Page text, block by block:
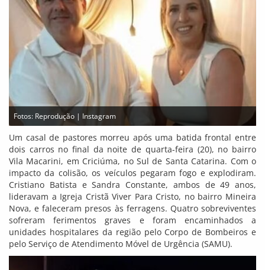
Fotos: Reprodução | Instagram
Um casal de pastores morreu após uma batida frontal entre
dois carros no final da noite de quarta-feira (20), no bairro
Vila Macarini, em Criciúma, no Sul de Santa Catarina. Com o
impacto da colisão, os veículos pegaram fogo e explodiram.
Cristiano Batista e Sandra Constante, ambos de 49 anos,
lideravam a Igreja Cristã Viver Para Cristo, no bairro Mineira
Nova, e faleceram presos às ferragens. Quatro sobreviventes
sofreram ferimentos graves e foram encaminhados a
unidades hospitalares da região pelo Corpo de Bombeiros e
pelo Serviço de Atendimento Móvel de Urgência (SAMU).